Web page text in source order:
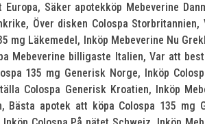
Europa, Säker apotekköp Mebeverine
Över disken Colospa
mg Läkemedel, Inköp Mebeverine Nu
Mebeverine billigaste Italien, Var att
135 mg Generisk Norge, Inköp
Colospa Generisk Kroatien, Inköp
Bästa apotek att köpa Colospa 135 mg